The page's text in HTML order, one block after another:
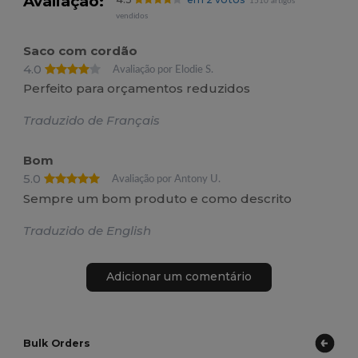
vendidos
Saco com cordão
4.0
Avaliação por Elodie S.
Perfeito para orçamentos reduzidos
Traduzido de Français
Bom
5.0
Avaliação por Antony U.
Sempre um bom produto e como descrito
Traduzido de English
Adicionar um comentário
Bulk Orders